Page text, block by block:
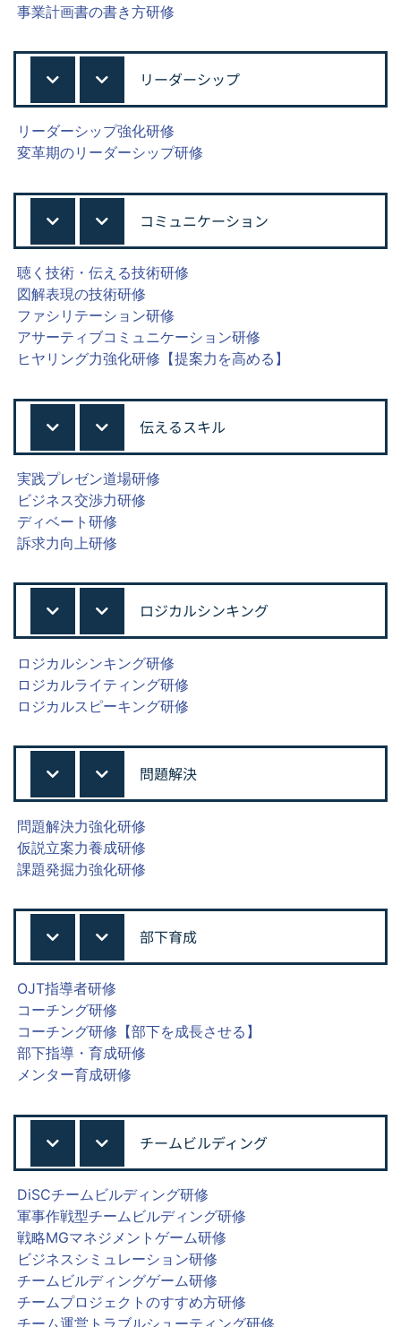
事業計画書の書き方研修
リーダーシップ
リーダーシップ強化研修
変革期のリーダーシップ研修
コミュニケーション
聴く技術・伝える技術研修
図解表現の技術研修
ファシリテーション研修
アサーティブコミュニケーション研修
ヒヤリング力強化研修【提案力を高める】
伝えるスキル
実践プレゼン道場研修
ビジネス交渉力研修
ディベート研修
訴求力向上研修
ロジカルシンキング
ロジカルシンキング研修
ロジカルライティング研修
ロジカルスピーキング研修
問題解決
問題解決力強化研修
仮説立案力養成研修
課題発掘力強化研修
部下育成
OJT指導者研修
コーチング研修
コーチング研修【部下を成長させる】
部下指導・育成研修
メンター育成研修
チームビルディング
DiSCチームビルディング研修
軍事作戦型チームビルディング研修
戦略MGマネジメントゲーム研修
ビジネスシミュレーション研修
チームビルディングゲーム研修
チームプロジェクトのすすめ方研修